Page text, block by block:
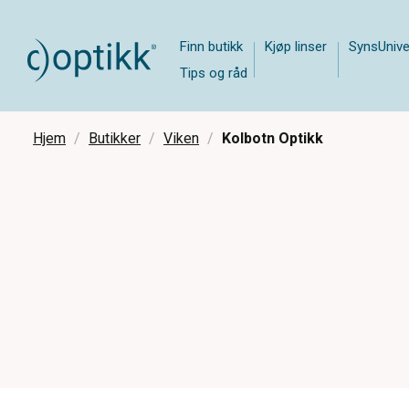
Finn butikk Kjøp linser
Tips og råd
Hjem Butikker Viken Kolbotn Optikk